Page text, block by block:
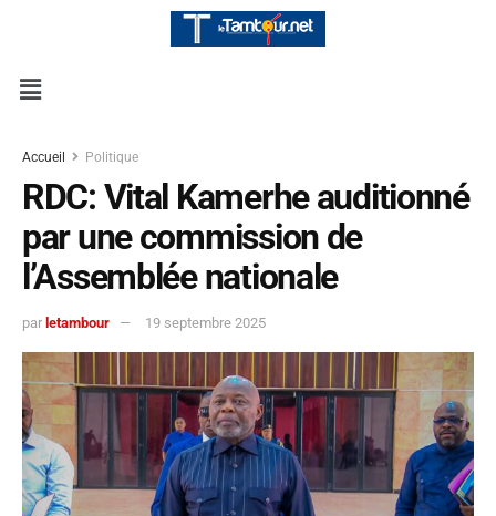
Accueil Politique
RDC: Vital Kamerhe auditionné
par une commission de
l’Assemblée nationale
par letambour 19 septembre 2025